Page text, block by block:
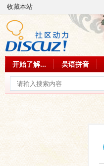
收藏本站
开始了解... 吴语拼音